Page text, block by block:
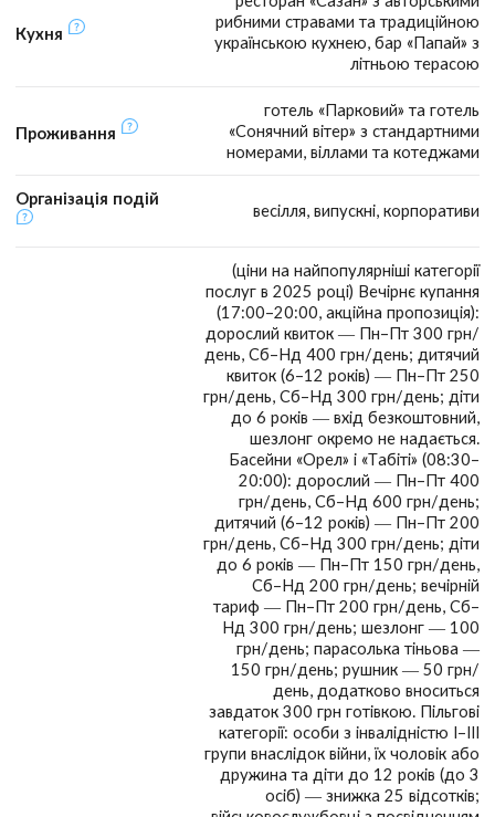
Кухня
рибними стравами та традиційною
українською кухнею, бар «Папай» з
літньою терасою
Проживання
готель «Парковий» та готель
«Сонячний вітер» з стандартними
номерами, віллами та котеджами
Організація подій
весілля, випускні, корпоративи
(ціни на найпопулярніші категорії
послуг в 2025 році) Вечірнє купання
(17:00–20:00, акційна пропозиція):
дорослий квиток — Пн–Пт 300 грн/
день, Сб–Нд 400 грн/день; дитячий
квиток (6–12 років) — Пн–Пт 250
грн/день, Сб–Нд 300 грн/день; діти
до 6 років — вхід безкоштовний,
шезлонг окремо не надається.
Басейни «Орел» і «Табіті» (08:30–
20:00): дорослий — Пн–Пт 400
грн/день, Сб–Нд 600 грн/день;
дитячий (6–12 років) — Пн–Пт 200
грн/день, Сб–Нд 300 грн/день; діти
до 6 років — Пн–Пт 150 грн/день,
Сб–Нд 200 грн/день; вечірній
тариф — Пн–Пт 200 грн/день, Сб–
Нд 300 грн/день; шезлонг — 100
грн/день; парасолька тіньова —
150 грн/день; рушник — 50 грн/
день, додатково вноситься
завдаток 300 грн готівкою. Пільгові
категорії: особи з інвалідністю I–III
групи внаслідок війни, їх чоловік або
дружина та діти до 12 років (до 3
осіб) — знижка 25 відсотків;